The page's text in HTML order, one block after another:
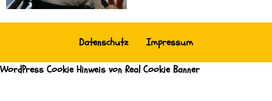
Datenschutz Impressum
WordPress Cookie Hinweis von Real Cookie Banner